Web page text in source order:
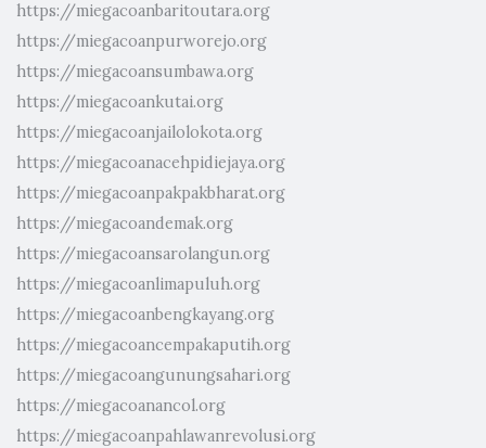
https://miegacoanbaritoutara.org
https://miegacoanpurworejo.org
https://miegacoansumbawa.org
https://miegacoankutai.org
https://miegacoanjailolokota.org
https://miegacoanacehpidiejaya.org
https://miegacoanpakpakbharat.org
https://miegacoandemak.org
https://miegacoansarolangun.org
https://miegacoanlimapuluh.org
https://miegacoanbengkayang.org
https://miegacoancempakaputih.org
https://miegacoangunungsahari.org
https://miegacoanancol.org
https://miegacoanpahlawanrevolusi.org